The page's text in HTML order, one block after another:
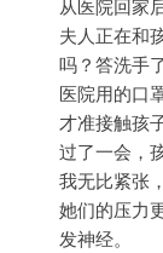
从医院回家
夫人正在和
吗？答洗手
医院用的口
才准接触孩
过了一会，
我无比紧张
她们的压力
发神经。